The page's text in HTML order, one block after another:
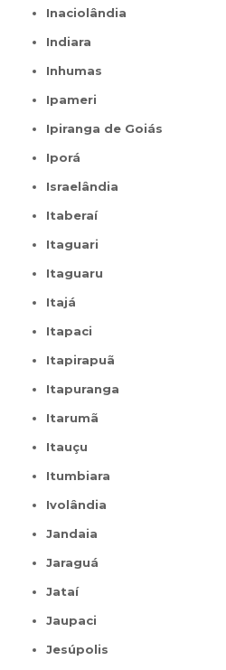
Inaciolândia
Indiara
Inhumas
Ipameri
Ipiranga de Goiás
Iporá
Israelândia
Itaberaí
Itaguari
Itaguaru
Itajá
Itapaci
Itapirapuã
Itapuranga
Itarumã
Itauçu
Itumbiara
Ivolândia
Jandaia
Jaraguá
Jataí
Jaupaci
Jesúpolis